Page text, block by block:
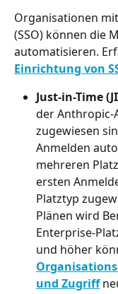
Organisationen
(SSO) können die
automatisieren.
Einrichtung von
Just-in-Time
der
zugewiesen
Anmelden
mehreren
ersten
Platztyp
Plänen wird
Enterprise-
und höher
und Zugriff